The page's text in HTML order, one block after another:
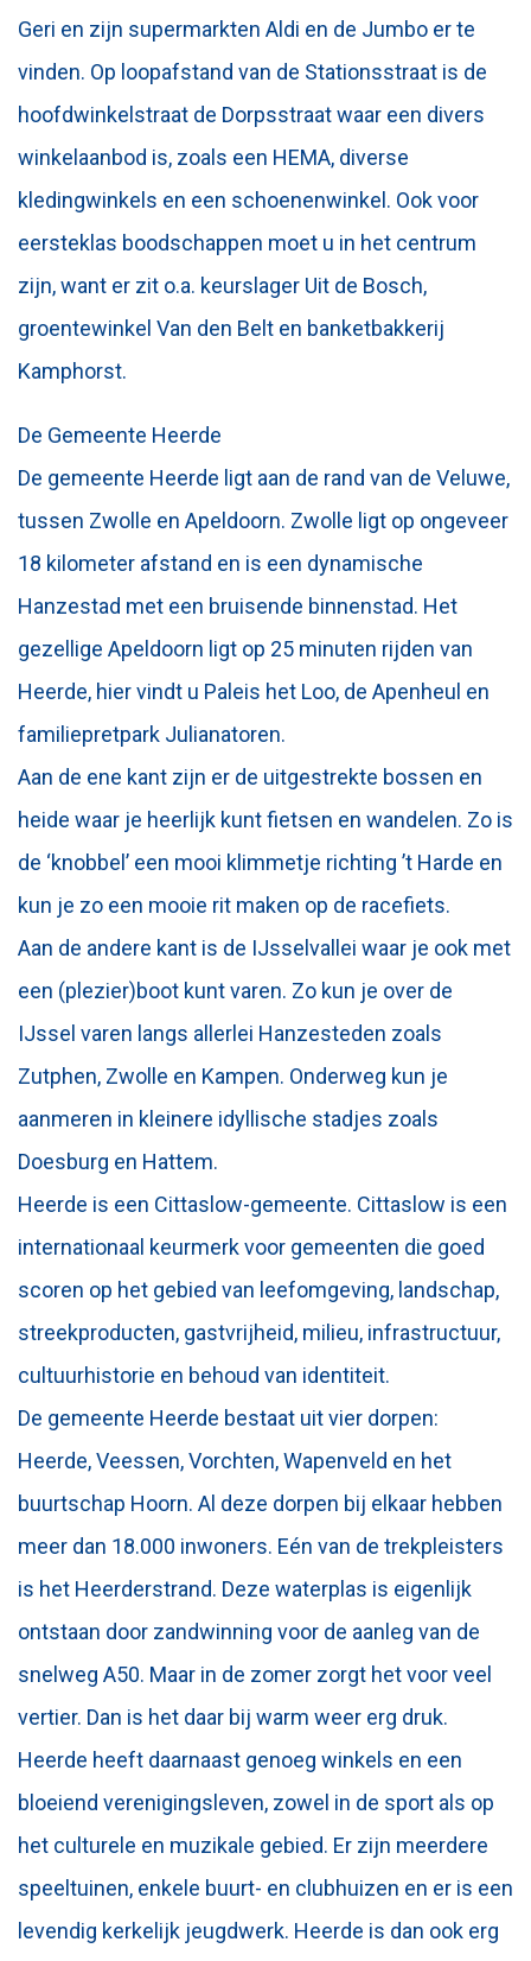
Geri en zijn supermarkten Aldi en de Jumbo er te
vinden. Op loopafstand van de Stationsstraat is de
hoofdwinkelstraat de Dorpsstraat waar een divers
winkelaanbod is, zoals een HEMA, diverse
kledingwinkels en een schoenenwinkel. Ook voor
eersteklas boodschappen moet u in het centrum
zijn, want er zit o.a. keurslager Uit de Bosch,
groentewinkel Van den Belt en banketbakkerij
Kamphorst.
De Gemeente Heerde
De gemeente Heerde ligt aan de rand van de Veluwe,
tussen Zwolle en Apeldoorn. Zwolle ligt op ongeveer
18 kilometer afstand en is een dynamische
Hanzestad met een bruisende binnenstad. Het
gezellige Apeldoorn ligt op 25 minuten rijden van
Heerde, hier vindt u Paleis het Loo, de Apenheul en
familiepretpark Julianatoren.
Aan de ene kant zijn er de uitgestrekte bossen en
heide waar je heerlijk kunt fietsen en wandelen. Zo is
de ‘knobbel’ een mooi klimmetje richting ’t Harde en
kun je zo een mooie rit maken op de racefiets.
Aan de andere kant is de IJsselvallei waar je ook met
een (plezier)boot kunt varen. Zo kun je over de
IJssel varen langs allerlei Hanzesteden zoals
Zutphen, Zwolle en Kampen. Onderweg kun je
aanmeren in kleinere idyllische stadjes zoals
Doesburg en Hattem.
Heerde is een Cittaslow-gemeente. Cittaslow is een
internationaal keurmerk voor gemeenten die goed
scoren op het gebied van leefomgeving, landschap,
streekproducten, gastvrijheid, milieu, infrastructuur,
cultuurhistorie en behoud van identiteit.
De gemeente Heerde bestaat uit vier dorpen:
Heerde, Veessen, Vorchten, Wapenveld en het
buurtschap Hoorn. Al deze dorpen bij elkaar hebben
meer dan 18.000 inwoners. Eén van de trekpleisters
is het Heerderstrand. Deze waterplas is eigenlijk
ontstaan door zandwinning voor de aanleg van de
snelweg A50. Maar in de zomer zorgt het voor veel
vertier. Dan is het daar bij warm weer erg druk.
Heerde heeft daarnaast genoeg winkels en een
bloeiend verenigingsleven, zowel in de sport als op
het culturele en muzikale gebied. Er zijn meerdere
speeltuinen, enkele buurt- en clubhuizen en er is een
levendig kerkelijk jeugdwerk. Heerde is dan ook erg